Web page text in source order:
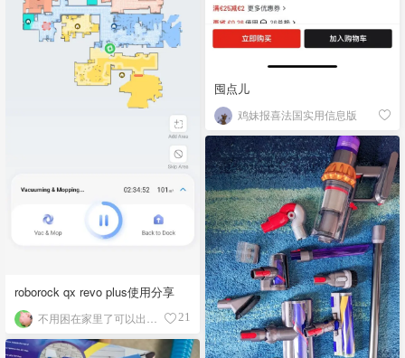
囤点儿
鸡妹报喜法国实用信息版
roborock qx revo plus使用分享
21